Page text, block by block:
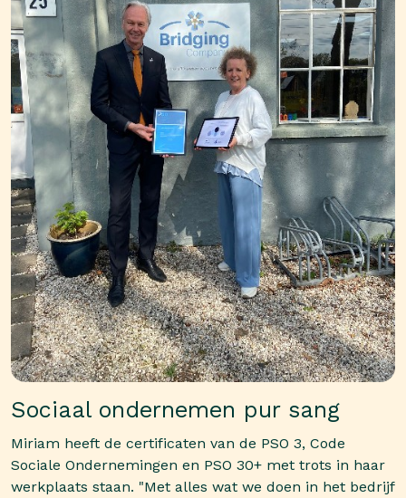
Sociaal ondernemen pur sang
Miriam heeft de certificaten van de PSO 3, Code
Sociale Ondernemingen en PSO 30+ met trots in haar
werkplaats staan. "Met alles wat we doen in het bedrijf